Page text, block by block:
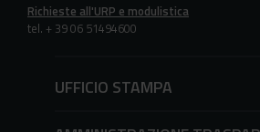
Richieste all'URP e modulistica
tel. + 39 06 51494600
UFFICIO STAMPA